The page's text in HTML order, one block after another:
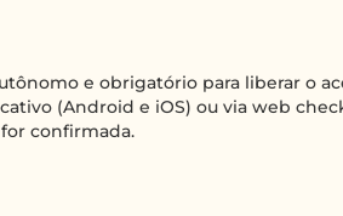
e obrigatório para liberar o
(Android e iOS) ou via web
confirmada.